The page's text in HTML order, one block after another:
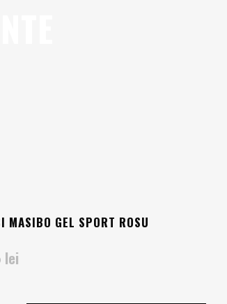
MASIBO GEL SPORT ROSU
lei